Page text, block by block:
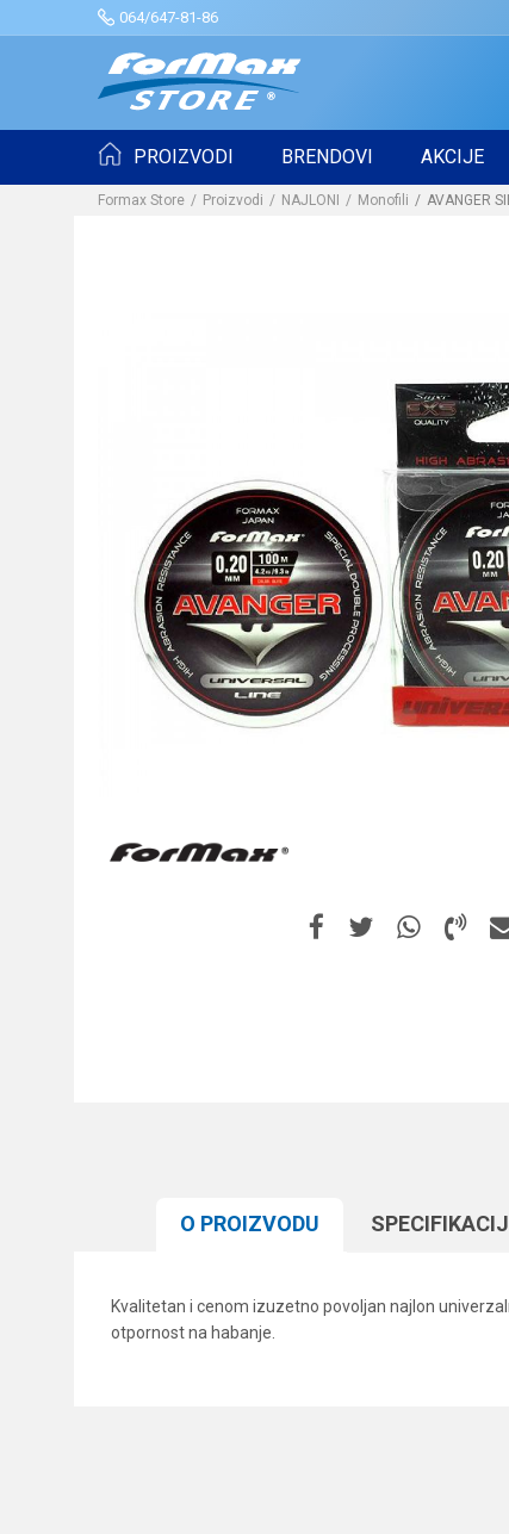
064/647-81-86
PROIZVODI BRENDOVI AKCIJE
Formax Store Proizvodi NAJLONI Monofili AVANGER
O PROIZVODU
Kvalitetan i cenom izuzetno povoljan najlon
otpornost na habanje.